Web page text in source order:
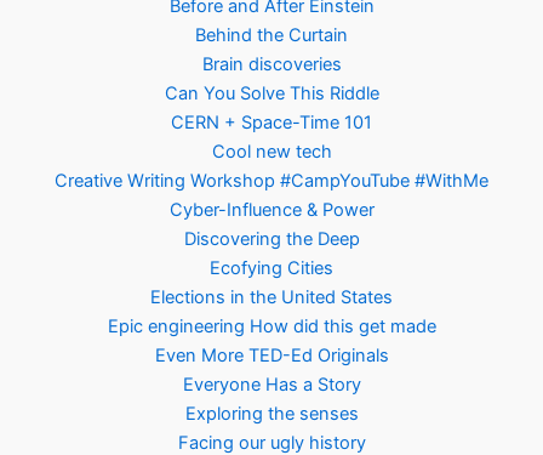
Before and After Einstein
Behind the Curtain
Brain discoveries
Can You Solve This Riddle
CERN + Space-Time 101
Cool new tech
Creative Writing Workshop #CampYouTube #WithMe
Cyber-Influence & Power
Discovering the Deep
Ecofying Cities
Elections in the United States
Epic engineering How did this get made
Even More TED-Ed Originals
Everyone Has a Story
Exploring the senses
Facing our ugly history